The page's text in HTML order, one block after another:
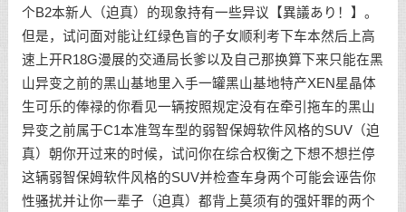
个B2本新人（迫真）的现象持有一些异议【異議あり！】。
但是，试问面对能让红绿色盲的子女顺利考下车本然后上高
速上开R18G漫展的交通局长爹以及自己那换算下来只能在黑
山异变之前的黑山基地里入手一罐黑山基地特产XEN星晶体
生可乐的俸禄的你看见一辆按照规定没有在牵引拖车的黑山
异变之前属于C1本准驾车型的弱智保姆软件风格的SUV（迫
真）朝你开过来的时候，试问你在综合权衡之下想不想拦停
这辆弱智保姆软件风格的SUV并检查车身两个可能会诬告你
性骚扰并让你一辈子（迫真）都背上莫须有的强奸罪的两个